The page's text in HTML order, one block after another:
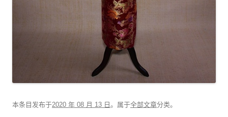
本条目发布于2020 年 08 月 13 日 。属于全部文章分类。